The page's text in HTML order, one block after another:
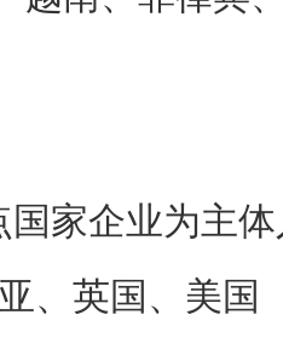
国家企业为主
、英国、美国